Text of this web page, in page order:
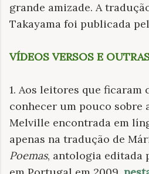
grande amizade. A
Takayama foi publicada
VÍDEOS VERSOS E
1. Aos leitores que ficaram
conhecer um pouco sobre
Melville encontrada em
apenas na tradução de
Poemas, antologia editada